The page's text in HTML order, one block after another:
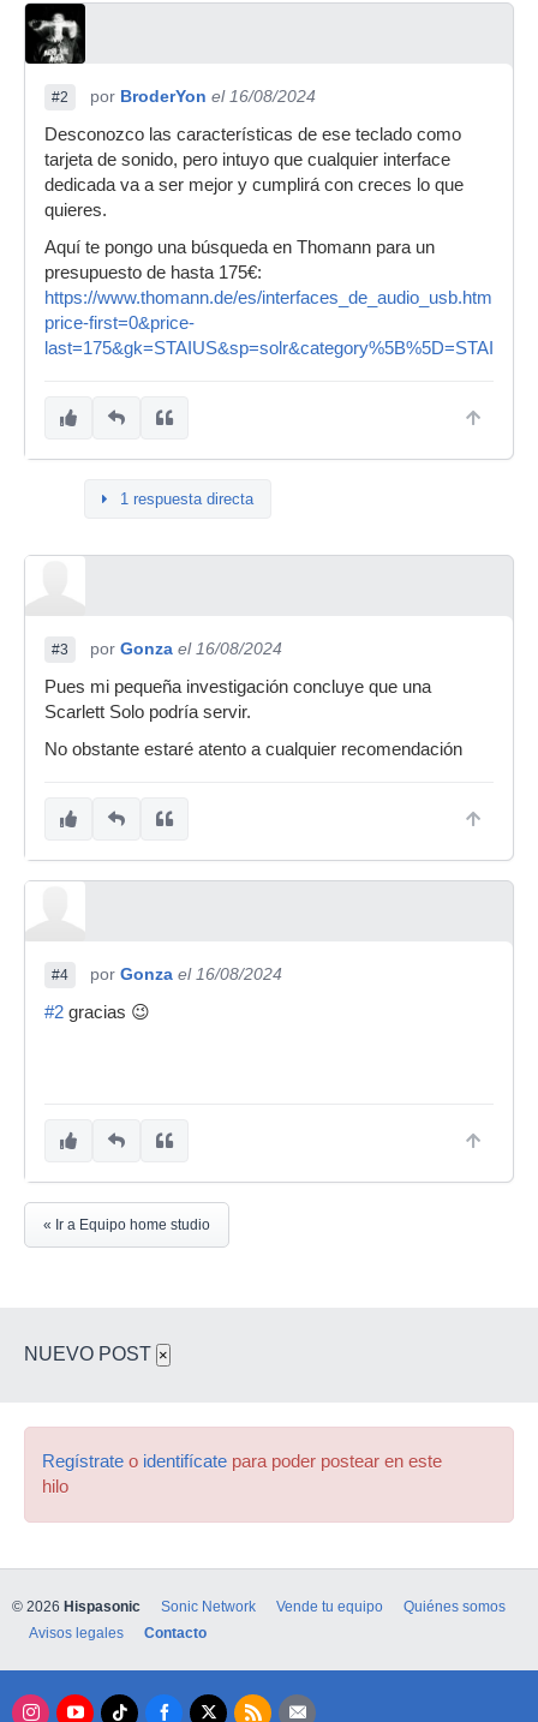
#2 por BroderYon el 16/08/2024
Desconozco las características de ese teclado como
tarjeta de sonido, pero intuyo que cualquier interface
dedicada va a ser mejor y cumplirá con creces lo que
quieres.
Aquí te pongo una búsqueda en Thomann para un
presupuesto de hasta 175€:
https://www.thomann.de/es/interfaces_de_audio_usb.html?
price-first=0&price-
1 respuesta directa
#3 por Gonza el 16/08/2024
Pues mi pequeña investigación concluye que una
Scarlett Solo podría servir.
No obstante estaré atento a cualquier recomendación
#4 por Gonza el 16/08/2024
#2 gracias 😉
« Ir a Equipo home studio
NUEVO POST ×
Regístrate o identifícate para poder postear en este
hilo
© 2026 Hispasonic Sonic Network Vende tu equipo
Quiénes somos
Avisos legales
Contacto